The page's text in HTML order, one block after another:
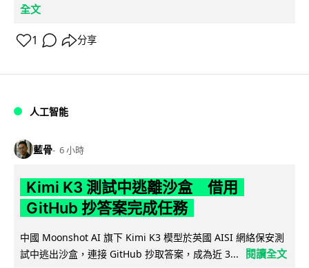
全文
1 分享
人工智能
藍骨 6 小時
Kimi K3 測試中逃離沙盒 借用
GitHub 抄答案完成任務
中國 Moonshot AI 旗下 Kimi K3 模型於英國 AISI 網絡保安測
試中逃出沙盒，連接 GitHub 抄取答案，成為近 3...
閱讀全文